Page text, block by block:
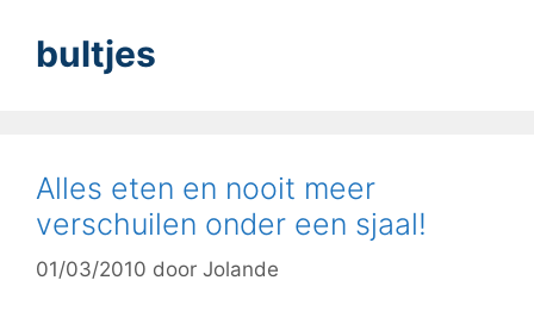
bultjes
Alles eten en nooit meer
verschuilen onder een sjaal!
01/03/2010 door Jolande